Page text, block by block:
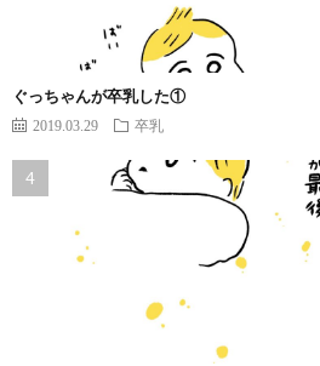
ぐっちゃんが卒乳した①
2019.03.29 卒乳